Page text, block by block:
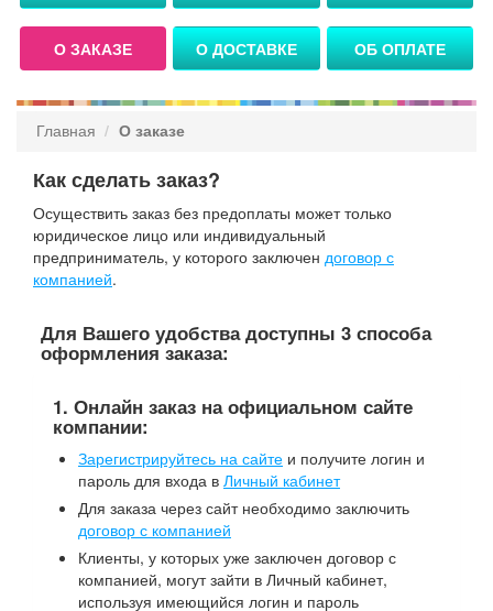
О ЗАКАЗЕ О ДОСТАВКЕ ОБ ОПЛАТЕ
Главная О заказе
Как сделать заказ?
Осуществить заказ без предоплаты может только
юридическое лицо или индивидуальный
предприниматель, у которого заключен договор с
компанией.
Для Вашего удобства доступны 3 способа
оформления заказа:
1. Онлайн заказ на официальном сайте
компании:
Зарегистрируйтесь на сайте и получите логин и
пароль для входа в Личный кабинет
Для заказа через сайт необходимо заключить
договор с компанией
Клиенты, у которых уже заключен договор с
компанией, могут зайти в Личный кабинет,
используя имеющийся логин и пароль